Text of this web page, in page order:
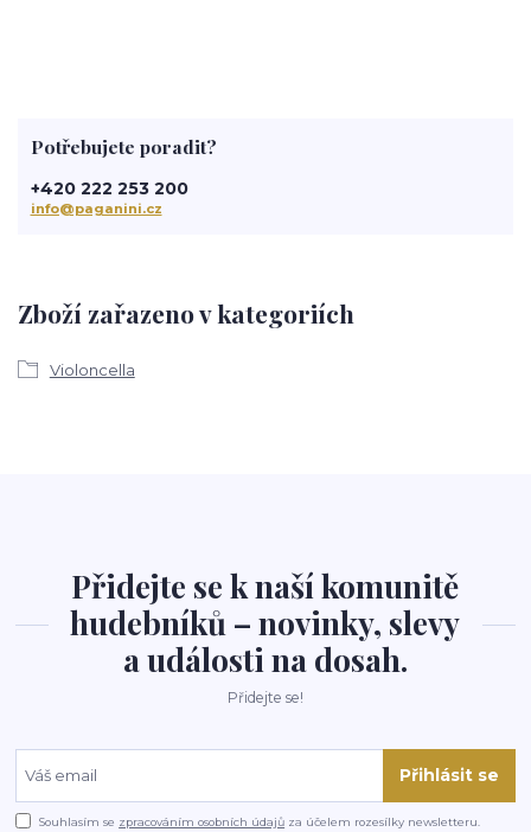
Zboží zařazeno v kategoriích
Violoncella
Potřebujete poradit?
+420 222 253 200
info@paganini.cz
Přidejte se k naší komunitě
hudebníků – novinky, slevy
a události na dosah.
Přidejte se!
Přihlásit se
Souhlasím se zpracováním osobních údajů za účelem rozesílky newsletteru.